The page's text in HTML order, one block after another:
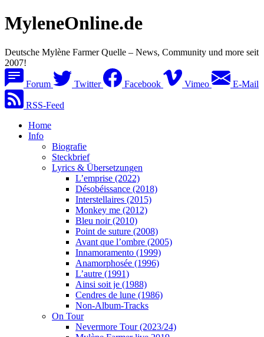
MyleneOnline.de
Deutsche Mylène Farmer Quelle – News, Community und more seit
2007!
Forum Twitter Facebook Vimeo E-Mail
RSS-Feed
Home
Info
Biografie
Steckbrief
Lyrics & Übersetzungen
L’emprise (2022)
Désobéissance (2018)
Interstellaires (2015)
Monkey me (2012)
Bleu noir (2010)
Point de suture (2008)
Avant que l’ombre (2005)
Innamoramento (1999)
Anamorphosée (1996)
L’autre (1991)
Ainsi soit je (1988)
Cendres de lune (1986)
Non-Album-Tracks
On Tour
Nevermore Tour (2023/24)